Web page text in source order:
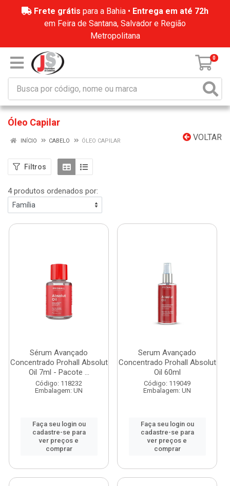
Frete grátis para a Bahia • Entrega em até 72h
em Feira de Santana, Salvador e Região
Metropolitana
0
Óleo Capilar
VOLTAR
INÍCIO CABELO ÓLEO CAPILAR
Filtros
4 produtos ordenados por:
Sérum Avançado
Concentrado Prohall Absolut
Oil 7ml - Pacote ...
Código: 118232
Embalagem: UN
Faça seu login ou
cadastre-se para
ver preços e
comprar
Serum Avançado
Concentrado Prohall Absolut
Oil 60ml
Código: 119049
Embalagem: UN
Faça seu login ou
cadastre-se para
ver preços e
comprar